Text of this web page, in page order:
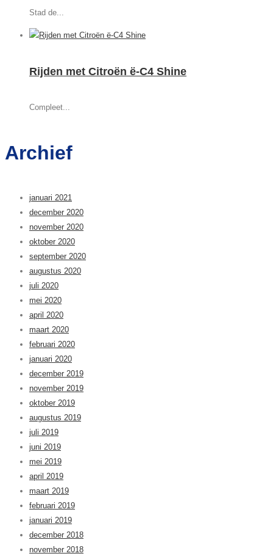
Stad de...
Rijden met Citroën ë-C4 Shine
Compleet...
Archief
januari 2021
december 2020
november 2020
oktober 2020
september 2020
augustus 2020
juli 2020
mei 2020
april 2020
maart 2020
februari 2020
januari 2020
december 2019
november 2019
oktober 2019
augustus 2019
juli 2019
juni 2019
mei 2019
april 2019
maart 2019
februari 2019
januari 2019
december 2018
november 2018